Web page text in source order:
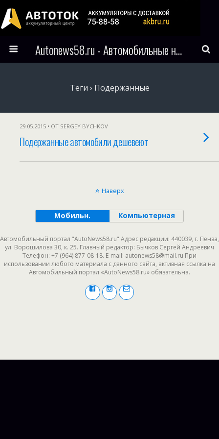
Autonews58.ru - Автомобильные новости Пензы и всего мира
Теги › Подержанные
29.05.2015 • ОТ SERGEY BYCHKOV
Подержанные автомобили дешевеют
Наверх
Мобильн. Компьютерная
Автомобильный портал "AutoNews58.ru" Адрес редакции: 440039, г. Пенза,
ул. Ворошилова 30, к. 25. Главный редактор: Бычков Сергей Андреевич
Телефон: +7 (964) 877-08-18. E-mail: autonews58@mail.ru При
использовании любого материала с данного сайта, активная ссылка на
Автомобильный портал «AutoNews58.ru» обязательна.